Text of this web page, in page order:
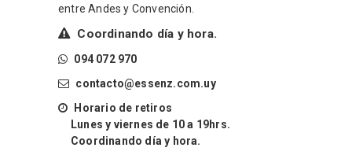
entre Andes y Convención.
Coordinando día y hora.
094 072 970
contacto@essenz.com.uy
Horario de retiros
Lunes y viernes de 10 a 19hrs.
Coordinando día y hora.